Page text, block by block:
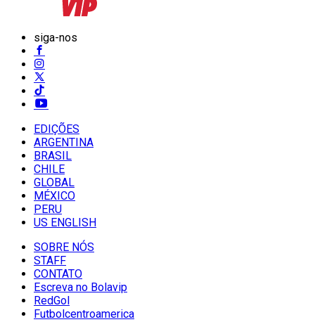
siga-nos
EDIÇÕES
ARGENTINA
BRASIL
CHILE
GLOBAL
MÉXICO
PERU
US ENGLISH
SOBRE NÓS
STAFF
CONTATO
Escreva no Bolavip
RedGol
Futbolcentroamerica